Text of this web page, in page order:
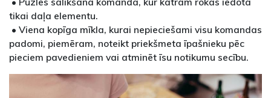
tikai daļa elementu.
• Viena kopīga mīkla, kurai nepieciešami visu komandas
padomi, piemēram, noteikt priekšmeta īpašnieku pēc
pieciem pavedieniem vai atminēt īsu notikumu secību.